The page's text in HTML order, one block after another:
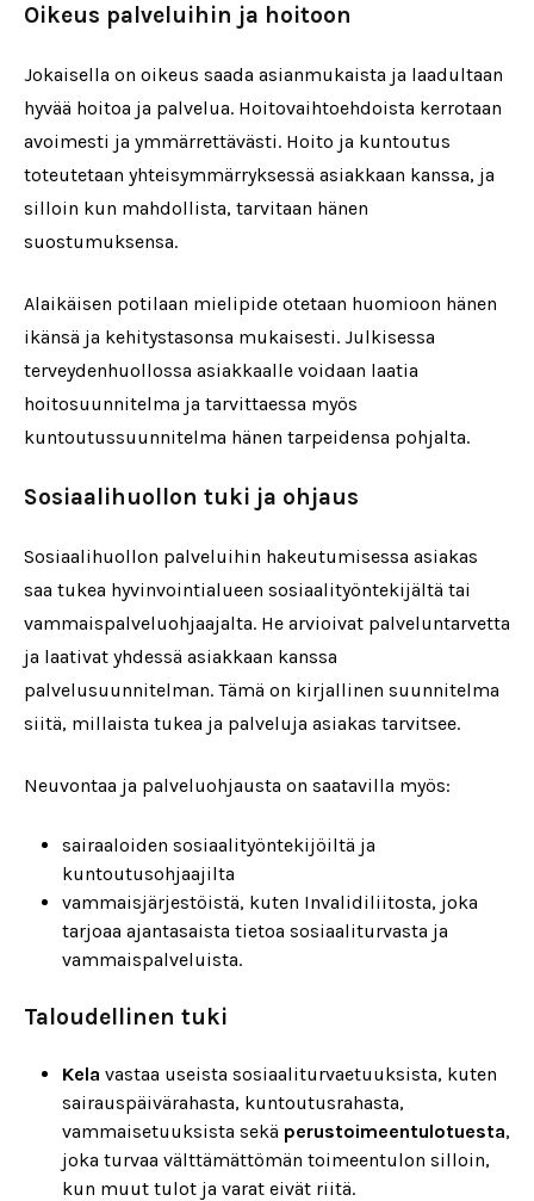
Oikeus palveluihin ja hoitoon
Jokaisella on oikeus saada asianmukaista ja laadultaan
hyvää hoitoa ja palvelua. Hoitovaihtoehdoista kerrotaan
avoimesti ja ymmärrettävästi. Hoito ja kuntoutus
toteutetaan yhteisymmärryksessä asiakkaan kanssa, ja
silloin kun mahdollista, tarvitaan hänen
suostumuksensa.
Alaikäisen potilaan mielipide otetaan huomioon hänen
ikänsä ja kehitystasonsa mukaisesti. Julkisessa
terveydenhuollossa asiakkaalle voidaan laatia
hoitosuunnitelma ja tarvittaessa myös
kuntoutussuunnitelma hänen tarpeidensa pohjalta.
Sosiaalihuollon tuki ja ohjaus
Sosiaalihuollon palveluihin hakeutumisessa asiakas
saa tukea hyvinvointialueen sosiaalityöntekijältä tai
vammaispalveluohjaajalta. He arvioivat palveluntarvetta
ja laativat yhdessä asiakkaan kanssa
palvelusuunnitelman. Tämä on kirjallinen suunnitelma
siitä, millaista tukea ja palveluja asiakas tarvitsee.
Neuvontaa ja palveluohjausta on saatavilla myös:
sairaaloiden sosiaalityöntekijöiltä ja
kuntoutusohjaajilta
vammaisjärjestöistä, kuten Invalidiliitosta, joka
tarjoaa ajantasaista tietoa sosiaaliturvasta ja
vammaispalveluista.
Taloudellinen tuki
Kela vastaa useista sosiaaliturvaetuuksista, kuten
sairauspäivärahasta, kuntoutusrahasta,
vammaisetuuksista sekä perustoimeentulotuesta,
joka turvaa välttämättömän toimeentulon silloin,
kun muut tulot ja varat eivät riitä.